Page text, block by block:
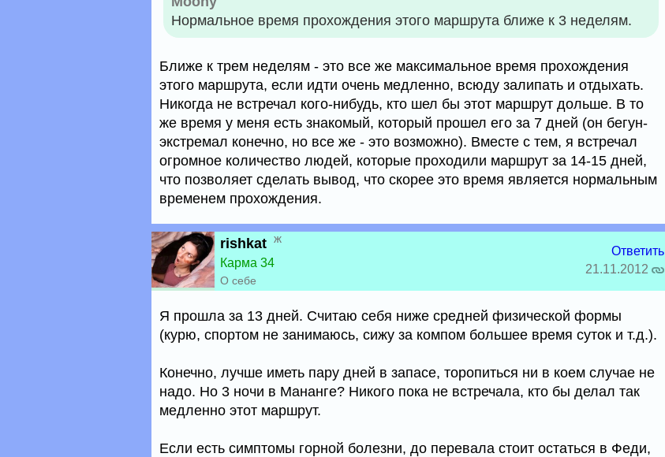
Нормальное время прохождения этого маршрута ближе к 3 неделям.
Ближе к трем неделям - это все же максимальное время прохождения
этого маршрута, если идти очень медленно, всюду залипать и отдыхать.
Никогда не встречал кого-нибудь, кто шел бы этот маршрут дольше. В то
же время у меня есть знакомый, который прошел его за 7 дней (он бегун-
экстремал конечно, но все же - это возможно). Вместе с тем, я встречал
огромное количество людей, которые проходили маршрут за 14-15 дней,
что позволяет сделать вывод, что скорее это время является нормальным
временем прохождения.
rishkat ж
Карма 34
О себе
Ответить
21.11.2012
Я прошла за 13 дней. Считаю себя ниже средней физической формы
(курю, спортом не занимаюсь, сижу за компом большее время суток и т.д.).
Конечно, лучше иметь пару дней в запасе, торопиться ни в коем случае не
надо. Но 3 ночи в Мананге? Никого пока не встречала, кто бы делал так
медленно этот маршрут.
Если есть симптомы горной болезни, до перевала стоит остаться в Феди,